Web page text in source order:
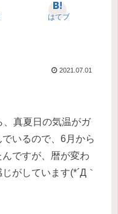
はてブ
2021.07.01
真夏日の気温がガ
いるので、6月から
ですが、暦が変わ
がしています(*´Д｀